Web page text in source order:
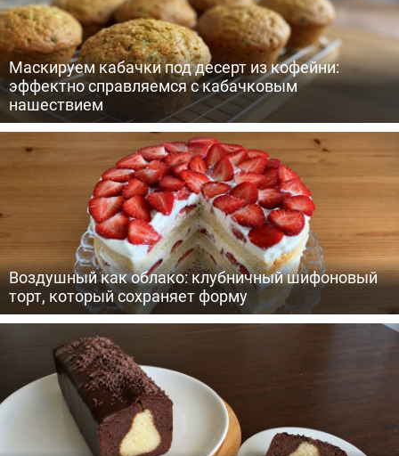
Маскируем кабачки под десерт из кофейни:
эффектно справляемся с кабачковым
нашествием
Воздушный как облако: клубничный шифоновый
торт, который сохраняет форму